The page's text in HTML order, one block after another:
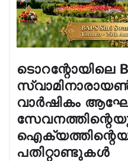
ടൊറന്റോയിലെ
സ്വാമിനാരായൺ
വാർഷികം
പതിറ്റാണ്ടുകൾ